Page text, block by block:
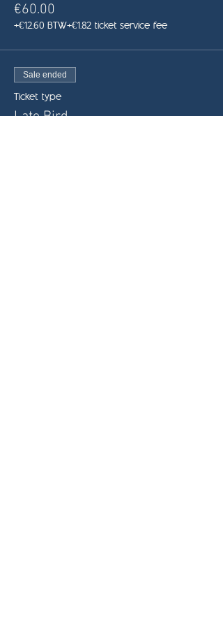
€60.00
+€12.60 BTW+€1.82 ticket service fee
Sale ended
Ticket type
Late Bird